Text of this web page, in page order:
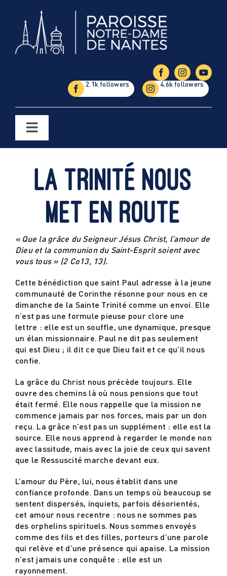
contenu
Toggle
Étapes de la vie
Vie paroissiale
Actualités
Contact
La Trinité nous
met en route
« Que la grâce du Seigneur Jésus Christ, l’amour de
Dieu et la communion du Saint-Esprit soient avec
vous tous » (2 Co13, 13).
Cette bénédiction que saint Paul adresse à la jeune
communauté de Corinthe résonne pour nous en ce
dimanche de la Sainte Trinité comme un envoi. Elle
n’est pas une formule pieuse pour clore une
lettre : elle est un souffle, une dynamique, presque
un élan missionnaire. Paul ne dit pas seulement
qui est Dieu ; il dit ce que Dieu fait et ce qu’il nous
confie.
La grâce du Christ nous précède toujours. Elle
ouvre des chemins là où nous pensions que tout
était fermé. Elle nous rappelle que la mission ne
commence jamais par nos forces, mais par un don
reçu. La grâce n’est pas un supplément : elle est la
source. Elle nous apprend à regarder le monde non
avec lassitude, mais avec la joie de ceux qui savent
que le Ressuscité marche devant eux.
L’amour du Père, lui, nous établit dans une
confiance profonde. Dans un temps où beaucoup se
sentent dispersés, inquiets, parfois désorientés,
cet amour nous recentre : nous ne sommes pas
des orphelins spirituels. Nous sommes envoyés
comme des fils et des filles, porteurs d’une parole
qui relève et d’une présence qui apaise. La mission
n’est jamais une conquête : elle est un
rayonnement.